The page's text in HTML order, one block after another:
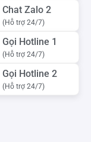
Chat Zalo 2
(Hỗ trợ 24/7)
Gọi Hotline 1
(Hỗ trợ 24/7)
Gọi Hotline 2
(Hỗ trợ 24/7)